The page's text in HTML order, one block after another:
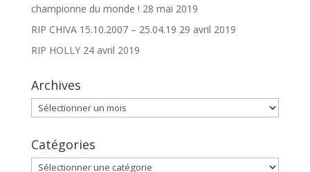
championne du monde ! 28 mai 2019
RIP CHIVA 15.10.2007 – 25.04.19 29 avril 2019
RIP HOLLY 24 avril 2019
Archives
Archives
Catégories
Catégories